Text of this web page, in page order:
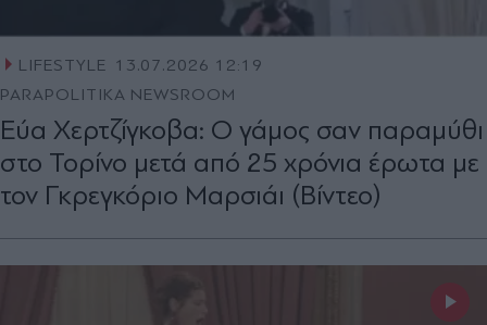
LIFESTYLE 13.07.2026 12:19
PARAPOLITIKA NEWSROOM
Εύα Χερτζίγκοβα: Ο γάμος σαν παραμύθι
στο Τορίνο μετά από 25 χρόνια έρωτα με
τον Γκρεγκόριο Μαρσιάι (Βίντεο)